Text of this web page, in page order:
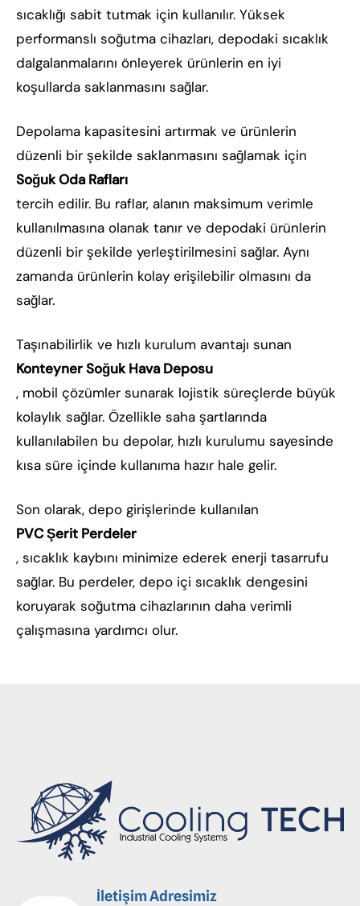
sıcaklığı sabit tutmak için kullanılır. Yüksek
performanslı soğutma cihazları, depodaki sıcaklık
dalgalanmalarını önleyerek ürünlerin en iyi
koşullarda saklanmasını sağlar.
Depolama kapasitesini artırmak ve ürünlerin
düzenli bir şekilde saklanmasını sağlamak için
Soğuk Oda Rafları
tercih edilir. Bu raflar, alanın maksimum verimle
kullanılmasına olanak tanır ve depodaki ürünlerin
düzenli bir şekilde yerleştirilmesini sağlar. Aynı
zamanda ürünlerin kolay erişilebilir olmasını da
sağlar.
Taşınabilirlik ve hızlı kurulum avantajı sunan
Konteyner Soğuk Hava Deposu
, mobil çözümler sunarak lojistik süreçlerde büyük
kolaylık sağlar. Özellikle saha şartlarında
kullanılabilen bu depolar, hızlı kurulumu sayesinde
kısa süre içinde kullanıma hazır hale gelir.
Son olarak, depo girişlerinde kullanılan
PVC Şerit Perdeler
, sıcaklık kaybını minimize ederek enerji tasarrufu
sağlar. Bu perdeler, depo içi sıcaklık dengesini
koruyarak soğutma cihazlarının daha verimli
çalışmasına yardımcı olur.
İletişim Adresimiz